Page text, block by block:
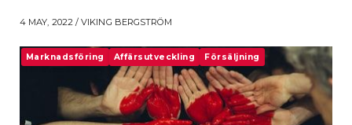
4 MAY, 2022 / VIKING BERGSTRÖM
Marknadsföring Affärsutveckling Försäljning